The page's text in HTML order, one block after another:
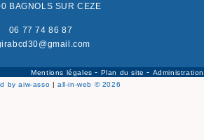
BAGNOLS SUR CEZE
06 77 74 86 87
Mentions légales- Plan du site- Administration
by aiw-asso | all-in-web © 2026